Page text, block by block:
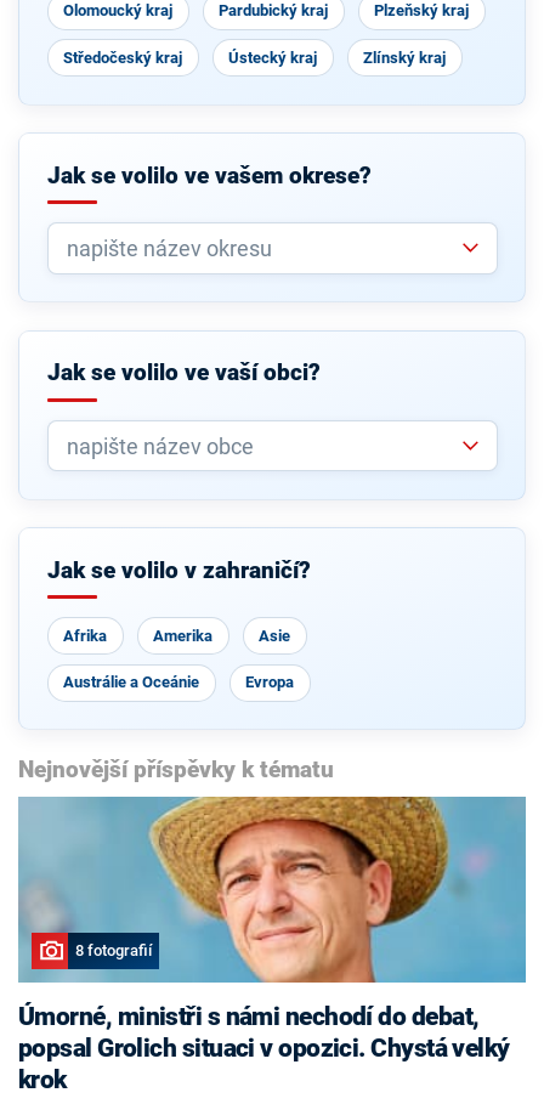
Olomoucký kraj Pardubický kraj Plzeňský kraj
Středočeský kraj Ústecký kraj Zlínský kraj
Jak se volilo ve vašem okrese?
Jak se volilo ve vaší obci?
Jak se volilo v zahraničí?
Afrika Amerika Asie
Austrálie a Oceánie Evropa
Nejnovější příspěvky k tématu
8 fotografií
Úmorné, ministři s námi nechodí do debat,
popsal Grolich situaci v opozici. Chystá velký
krok